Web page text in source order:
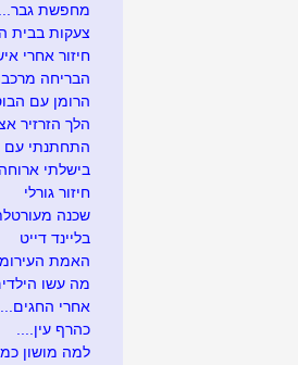
מחפשת
צעקות בבית
חיזור אחרי
הבריחה
הרומן עם
הלך הזרזיר
התחתנתי עם
בישלתי
חיזור גורלי
שכנה
בליינד דייט
האמת
מה עשו
אחרי החגים....
כהרף עין....
למה מושון